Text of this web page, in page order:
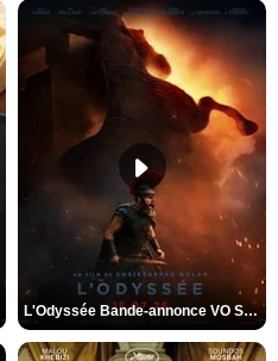
L'Odyssée Bande-annonce VO STFR